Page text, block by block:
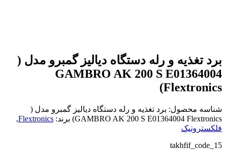
برد تغذیه و رله دستگاه دیالیز گمبرو مدل (
GAMBRO AK 200 S E01364004
Flextronics)
شناسه محصول: برد تغذیه و رله دستگاه دیالیز گمبرو مدل (
GAMBRO AK 200 S E01364004 Flextronics) برند: Flextronics
,
فلکسترونیک
takhfif_code_15